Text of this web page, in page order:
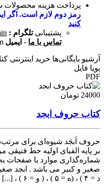
پرداخت هزینه محصولات
رمز دوم لازم است. اگر
کنید
پشتیبانی تلگرام :
تماس با ما - ایمیل
آرشیو بایگانی‌ها خرید
پویا فایل
PDF
24000 تومان
کتاب حروف ابجد
حروف اَبجَد شیوه‌ای برای
بر پایه الفبای اولیه خط فنیقی
شماره‌گذاری موارد یا صفحات
د = ۴ ) ، (ه = ۵ ) ، ( و = ۶ ) ، [...]